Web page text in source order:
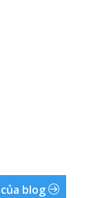
blog